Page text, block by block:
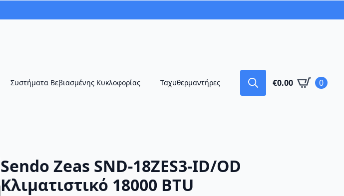
Συστήματα Βεβιασμένης Κυκλοφορίας Ταχυθερμαντήρες €0.00 0
Sendo Zeas SND-18ZES3-ID/OD
Κλιματιστικό 18000 BTU